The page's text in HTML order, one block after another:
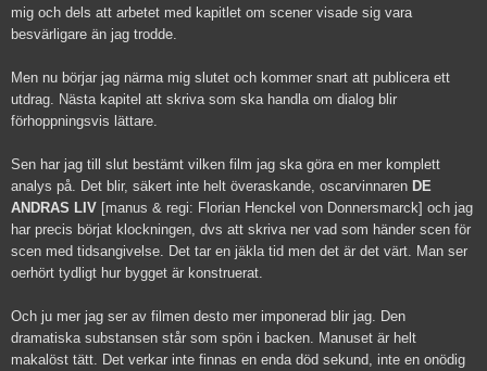
mig och dels att arbetet med kapitlet om scener visade sig vara
besvärligare än jag trodde.
Men nu börjar jag närma mig slutet och kommer snart att publicera ett
utdrag. Nästa kapitel att skriva som ska handla om dialog blir
förhoppningsvis lättare.
Sen har jag till slut bestämt vilken film jag ska göra en mer komplett
analys på. Det blir, säkert inte helt överaskande, oscarvinnaren DE
ANDRAS LIV [manus & regi: Florian Henckel von Donnersmarck] och jag
har precis börjat klockningen, dvs att skriva ner vad som händer scen för
scen med tidsangivelse. Det tar en jäkla tid men det är det värt. Man ser
oerhört tydligt hur bygget är konstruerat.
Och ju mer jag ser av filmen desto mer imponerad blir jag. Den
dramatiska substansen står som spön i backen. Manuset är helt
makalöst tätt. Det verkar inte finnas en enda död sekund, inte en onödig